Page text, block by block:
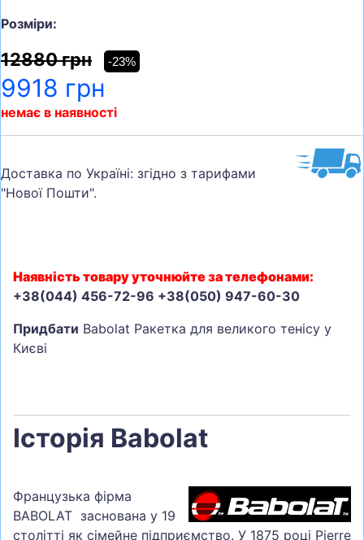
Розміри:
12880 грн -23%
9918 грн
немає в наявності
Доставка по Україні: згідно з тарифами
"Нової Пошти".
Наявність товару уточнюйте за телефонами:
+38(044) 456-72-96 +38(050) 947-60-30
Придбати Babolat Ракетка для великого тенісу у
Києві
Історія Babolat
Французька фірма
BABOLAT заснована у 19
столітті як сімейне підприємство. У 1875 році Pierre